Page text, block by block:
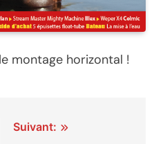
montage horizontal !
Suivant: